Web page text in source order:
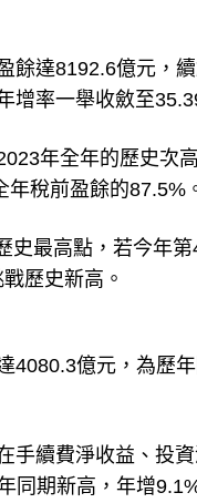
達8192.6億元，
增率一舉收斂至
年全年的歷史次
稅前盈餘的87.5%
最高點，若今年
歷史新高。
4080.3億元，為歷
續費淨收益、投
同期新高，年增